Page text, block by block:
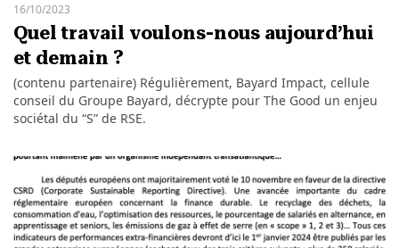
16/10/2023
Quel travail voulons-nous aujourd’hui
et demain ?
(contenu partenaire) Régulièrement, Bayard Impact, cellule
conseil du Groupe Bayard, décrypte pour The Good un enjeu
sociétal du “S” de RSE.